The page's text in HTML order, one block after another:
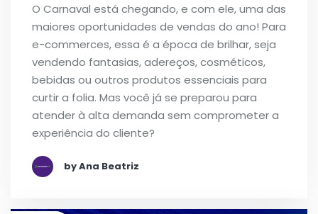
O Carnaval está chegando, e com ele, uma das
maiores oportunidades de vendas do ano! Para
e-commerces, essa é a época de brilhar, seja
vendendo fantasias, adereços, cosméticos,
bebidas ou outros produtos essenciais para
curtir a folia. Mas você já se preparou para
atender à alta demanda sem comprometer a
experiência do cliente?
by Ana Beatriz